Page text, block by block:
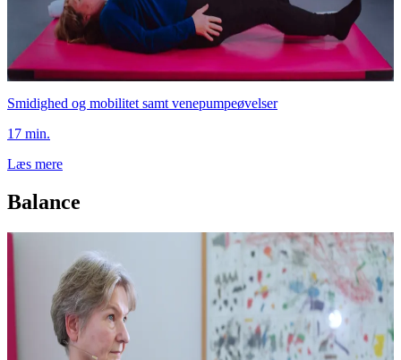
Smidighed og mobilitet samt venepumpeøvelser
17 min.
Læs mere
Balance